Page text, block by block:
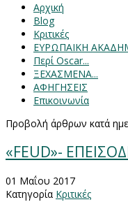
Αρχική
Blog
Κριτικές
ΕΥΡΩΠΑΙΚΗ
Περί Oscar...
ΞΕΧΑΣΜΕΝΑ...
ΑΦΗΓΗΣΕΙΣ
Επικοινωνία
Προβολή άρθρων κατά
«FEUD»-
01 Μαΐου 2017
Κατηγορία Κριτικές